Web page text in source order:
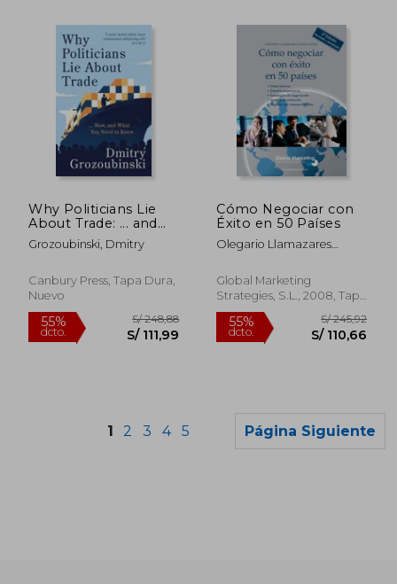
55%
dcto.
S/ 197,06
S/ 88,68
55%
dcto.
Why Politicians Lie
About Trade: ... and
What You Need to
Know About It (en
Grozoubinski, Dmitry
Canbury Press, Tapa Dura,
Nuevo
Cómo Negociar con
Éxito en 50 Países
Olegario Llamazares
Global Marketing
Strategies, S.L., 2008, Tapa
Blanda, Nuevo
1 2 3 4 5 Página Siguiente